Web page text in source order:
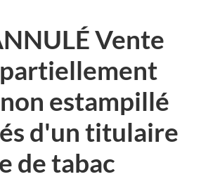
Vente
estampillé
d'un titulaire
de tabac